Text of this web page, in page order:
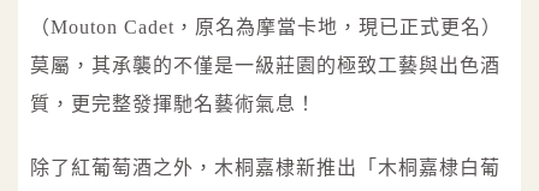
（Mouton Cadet，原名為摩當卡地，現已正式更名）
莫屬，其承襲的不僅是一級莊園的極致工藝與出色酒
質，更完整發揮馳名藝術氣息！
除了紅葡萄酒之外，木桐嘉棣新推出「木桐嘉棣白葡